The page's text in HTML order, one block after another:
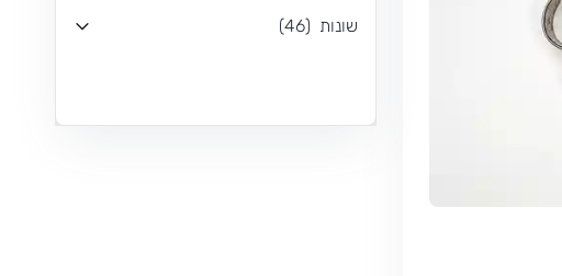
שונות (
46
)